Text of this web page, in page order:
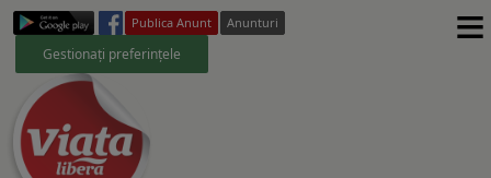
Publica Anunt Anunturi
Gestionați preferințele ≡